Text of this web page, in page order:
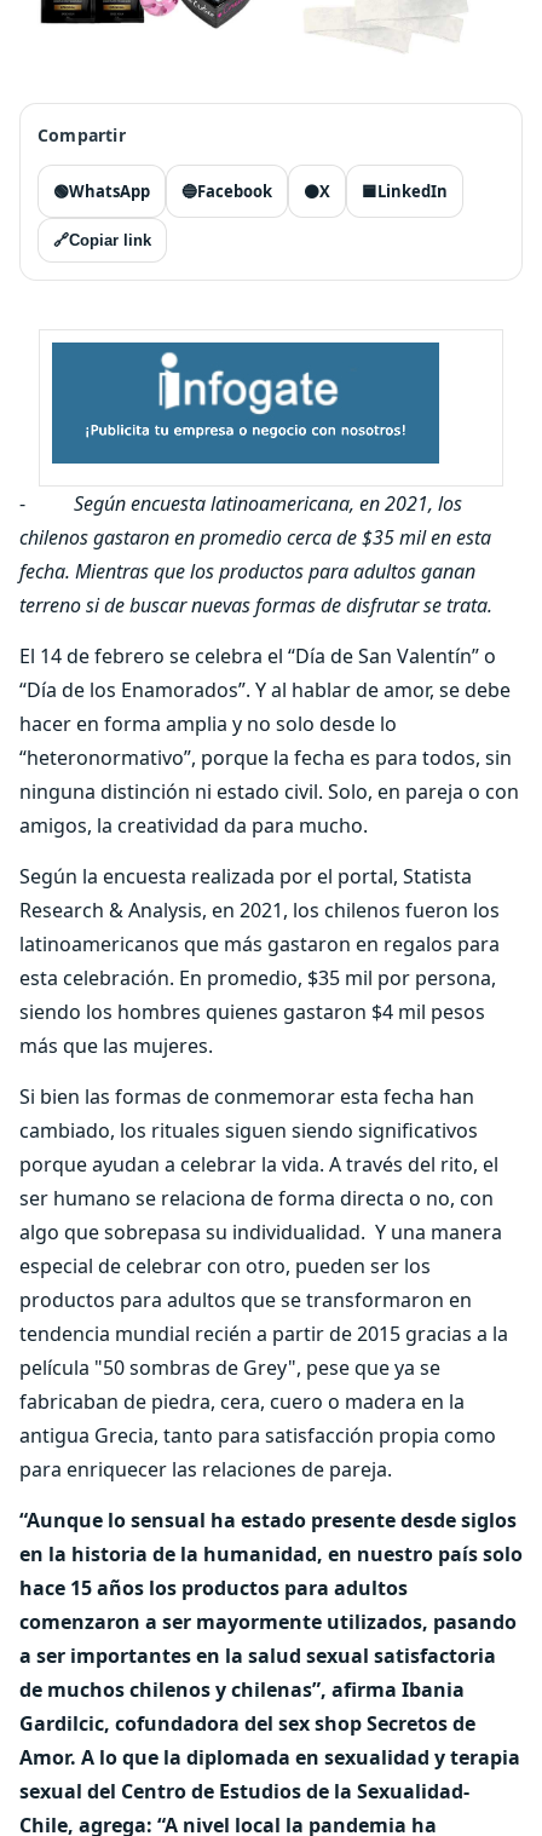
Compartir
🟢WhatsApp 🔵Facebook ⚫X 🟦LinkedIn
🔗Copiar link
- Según encuesta latinoamericana, en 2021, los
chilenos gastaron en promedio cerca de $35 mil en esta
fecha. Mientras que los productos para adultos ganan
terreno si de buscar nuevas formas de disfrutar se trata.
El 14 de febrero se celebra el “Día de San Valentín” o
“Día de los Enamorados”. Y al hablar de amor, se debe
hacer en forma amplia y no solo desde lo
“heteronormativo”, porque la fecha es para todos, sin
ninguna distinción ni estado civil. Solo, en pareja o con
amigos, la creatividad da para mucho.
Según la encuesta realizada por el portal, Statista
Research & Analysis, en 2021, los chilenos fueron los
latinoamericanos que más gastaron en regalos para
esta celebración. En promedio, $35 mil por persona,
siendo los hombres quienes gastaron $4 mil pesos
más que las mujeres.
Si bien las formas de conmemorar esta fecha han
cambiado, los rituales siguen siendo significativos
porque ayudan a celebrar la vida. A través del rito, el
ser humano se relaciona de forma directa o no, con
algo que sobrepasa su individualidad. Y una manera
especial de celebrar con otro, pueden ser los
productos para adultos que se transformaron en
tendencia mundial recién a partir de 2015 gracias a la
película "50 sombras de Grey", pese que ya se
fabricaban de piedra, cera, cuero o madera en la
antigua Grecia, tanto para satisfacción propia como
para enriquecer las relaciones de pareja.
“Aunque lo sensual ha estado presente desde siglos
en la historia de la humanidad, en nuestro país solo
hace 15 años los productos para adultos
comenzaron a ser mayormente utilizados, pasando
a ser importantes en la salud sexual satisfactoria
de muchos chilenos y chilenas”, afirma Ibania
Gardilcic, cofundadora del sex shop Secretos de
Amor. A lo que la diplomada en sexualidad y terapia
sexual del Centro de Estudios de la Sexualidad-
Chile, agrega: “A nivel local la pandemia ha